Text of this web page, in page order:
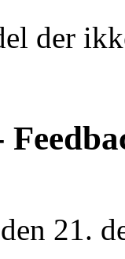
der
21.